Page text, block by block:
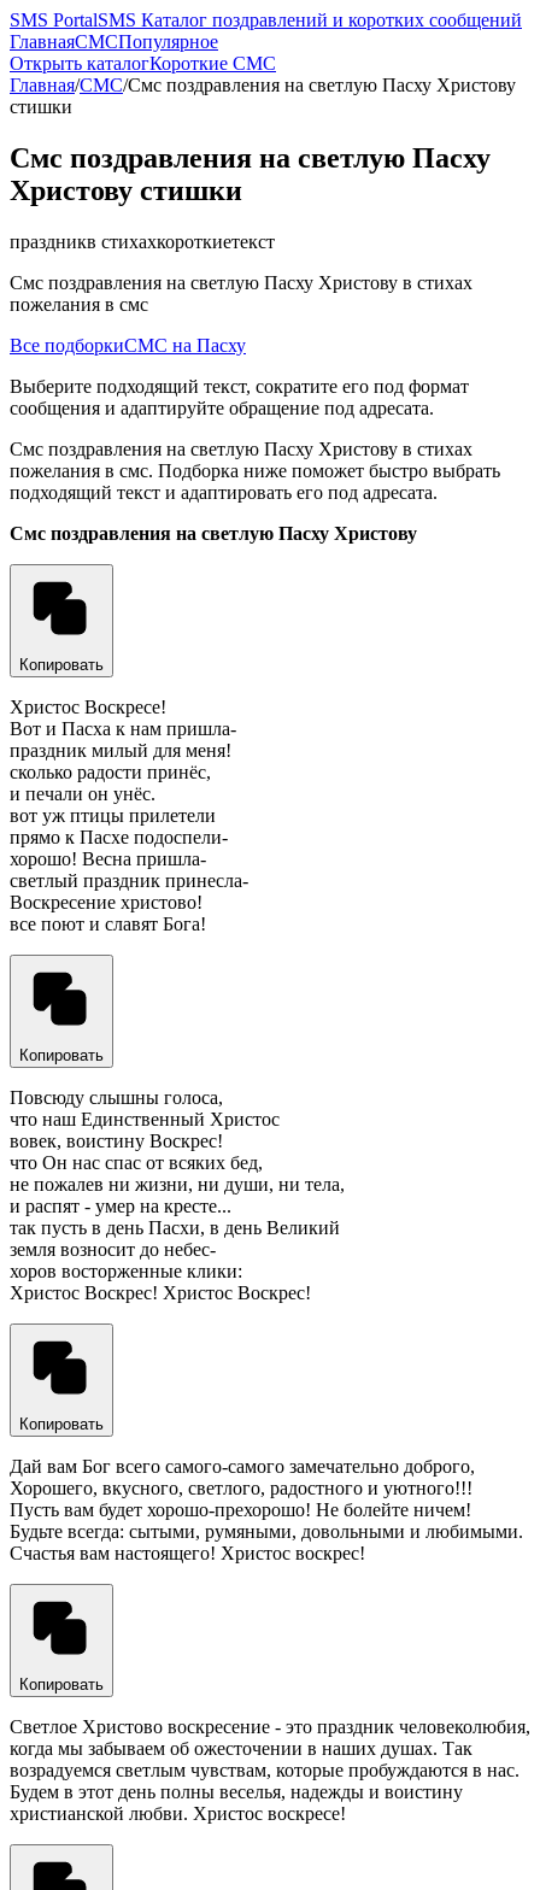
SMS PortalSMS Каталог поздравлений и коротких сообщений
ГлавнаяСМСПопулярное
Открыть каталогКороткие СМС
Главная/СМС/Смс поздравления на светлую Пасху Христову
стишки
Смс поздравления на светлую Пасху
Христову стишки
праздникв стихахкороткиетекст
Смс поздравления на светлую Пасху Христову в стихах
пожелания в смс
Все подборкиСМС на Пасху
Выберите подходящий текст, сократите его под формат
сообщения и адаптируйте обращение под адресата.
Смс поздравления на светлую Пасху Христову в стихах
пожелания в смс. Подборка ниже поможет быстро выбрать
подходящий текст и адаптировать его под адресата.
Смс поздравления на светлую Пасху Христову
Копировать
Христос Воскресе!
Вот и Пасха к нам пришла-
праздник милый для меня!
сколько радости принёс,
и печали он унёс.
вот уж птицы прилетели
прямо к Пасхе подоспели-
хорошо! Весна пришла-
светлый праздник принесла-
Воскресение христово!
все поют и славят Бога!
Копировать
Повсюду слышны голоса,
что наш Единственный Христос
вовек, воистину Воскрес!
что Он нас спас от всяких бед,
не пожалев ни жизни, ни души, ни тела,
и распят - умер на кресте...
так пусть в день Пасхи, в день Великий
земля возносит до небес-
хоров восторженные клики:
Христос Воскрес! Христос Воскрес!
Копировать
Дай вам Бог всего самого-самого замечательно доброго,
Хорошего, вкусного, светлого, радостного и уютного!!!
Пусть вам будет хорошо-прехорошо! Не болейте ничем!
Будьте всегда: сытыми, румяными, довольными и любимыми.
Счастья вам настоящего! Христос воскрес!
Копировать
Светлое Христово воскресение - это праздник человеколюбия,
когда мы забываем об ожесточении в наших душах. Так
возрадуемся светлым чувствам, которые пробуждаются в нас.
Будем в этот день полны веселья, надежды и воистину
христианской любви. Христос воскресе!